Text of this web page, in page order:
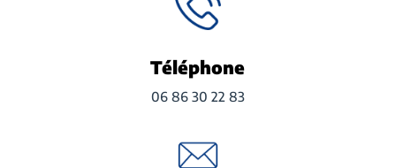
Téléphone
06 86 30 22 83